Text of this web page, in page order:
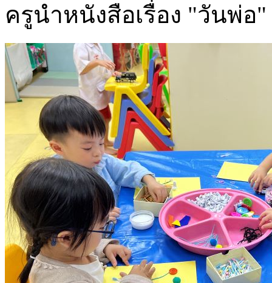
ครูนำหนังสือเรื่อง "วันพ่อ"